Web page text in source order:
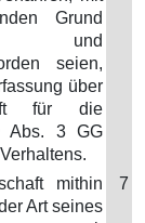
Grund
und
seien,
über
für die
Abs. 3 GG
mithin
Art seines
7